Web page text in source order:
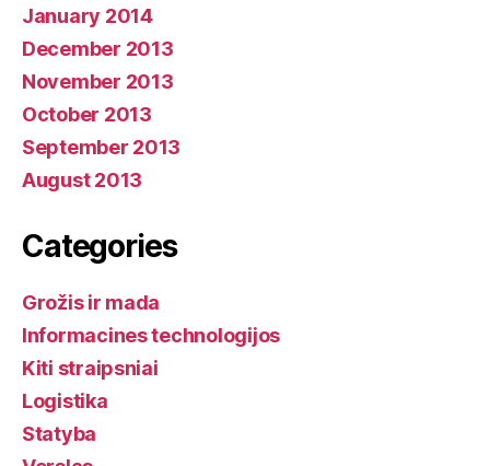
January 2014
December 2013
November 2013
October 2013
September 2013
August 2013
Categories
Grožis ir mada
Informacines technologijos
Kiti straipsniai
Logistika
Statyba